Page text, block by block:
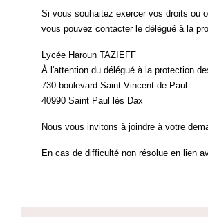
Si vous souhaitez exercer vos droits ou
vous pouvez contacter le délégué à la
Lycée Haroun TAZIEFF
À l'attention du délégué à la protection
730 boulevard Saint Vincent de Paul
40990 Saint Paul lès Dax
Nous vous invitons à joindre à votre
En cas de difficulté non résolue en lien